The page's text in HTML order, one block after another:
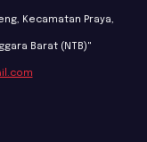
Kecamatan Praya,
Barat (NTB)"